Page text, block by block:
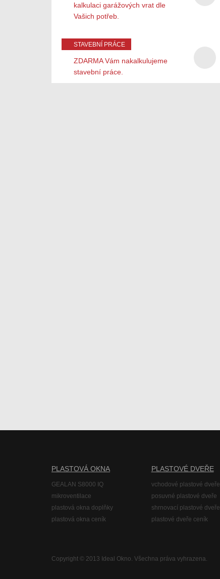
kalkulaci garážových vrat dle
Vašich potřeb.
STAVEBNÍ PRÁCE
ZDARMA Vám nakalkulujeme
stavební práce.
PLASTOVÁ OKNA
GEALAN S8000 IQ
mikroventilace
plastová okna doplňky
plastová okna ceník
PLASTOVÉ DVEŘE
vchodové plastové dveře
posuvné plastové dveře
shrnovací plastové dveře
plastové dveře ceník
Copyright © 2013 Ideal Okno. Všechna práva vyhrazena.